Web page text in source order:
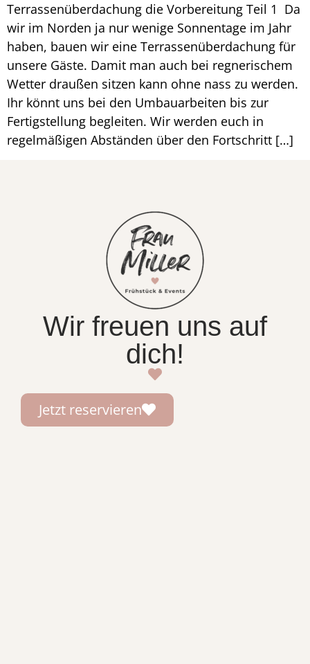
Terrassenüberdachung die Vorbereitung Teil 1 Da
wir im Norden ja nur wenige Sonnentage im Jahr
haben, bauen wir eine Terrassenüberdachung für
unsere Gäste. Damit man auch bei regnerischem
Wetter draußen sitzen kann ohne nass zu werden.
Ihr könnt uns bei den Umbauarbeiten bis zur
Fertigstellung begleiten. Wir werden euch in
regelmäßigen Abständen über den Fortschritt […]
Wir freuen uns auf
dich!
Jetzt reservieren